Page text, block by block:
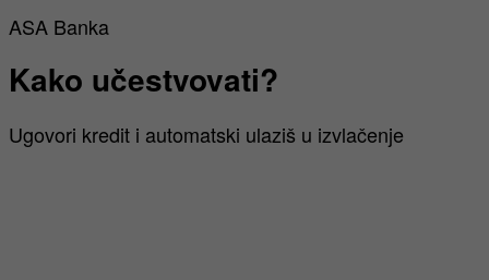
ASA Banka
Kako učestvovati?
Ugovori kredit i automatski ulaziš u izvlačenje